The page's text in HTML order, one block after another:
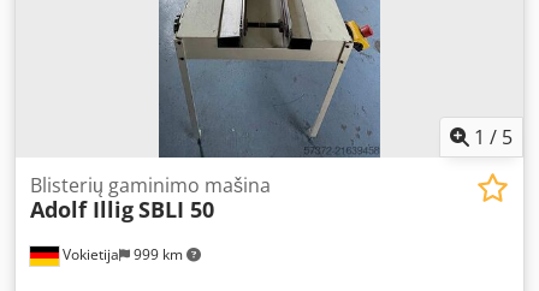
1 / 5
Vokietija 999 km
Blisterių gaminimo mašina
Adolf IlligSBLI 50